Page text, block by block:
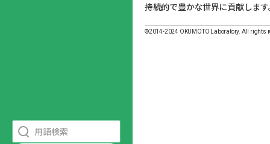
持続的で豊かな世界に貢献します
©2014-2024 OKUMOTO Laboratory. All rights